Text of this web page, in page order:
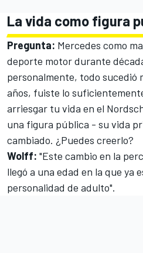
La vida como figura
Pregunta: Mercedes como
deporte motor durante
personalmente, todo sucedió
años, fuiste lo
arriesgar tu vida en el
una figura pública - su vida
cambiado. ¿Puedes creerlo?
Wolff: "Este cambio en la
llegó a una edad en la que ya
personalidad de adulto".